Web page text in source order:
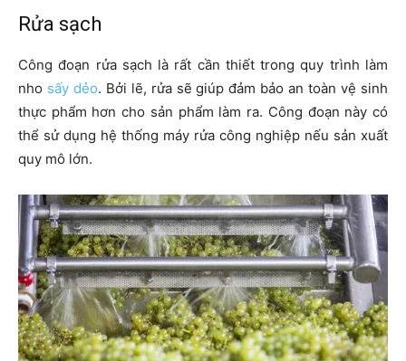
Rửa sạch
Công đoạn rửa sạch là rất cần thiết trong quy trình làm
nho sấy dẻo. Bởi lẽ, rửa sẽ giúp đảm bảo an toàn vệ sinh
thực phẩm hơn cho sản phẩm làm ra. Công đoạn này có
thể sử dụng hệ thống máy rửa công nghiệp nếu sản xuất
quy mô lớn.